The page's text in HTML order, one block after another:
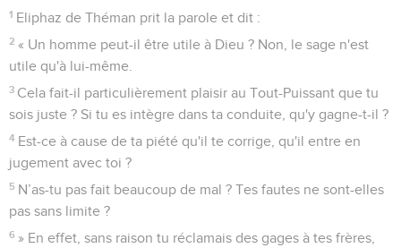
1 Eliphaz de Théman prit la parole et dit :
2 « Un homme peut-il être utile à Dieu ? Non, le sage n'est
utile qu'à lui-même.
3 Cela fait-il particulièrement plaisir au Tout-Puissant que tu
sois juste ? Si tu es intègre dans ta conduite, qu'y gagne-t-il ?
4 Est-ce à cause de ta piété qu'il te corrige, qu'il entre en
jugement avec toi ?
5 N’as-tu pas fait beaucoup de mal ? Tes fautes ne sont-elles
pas sans limite ?
6 » En effet, sans raison tu réclamais des gages à tes frères,